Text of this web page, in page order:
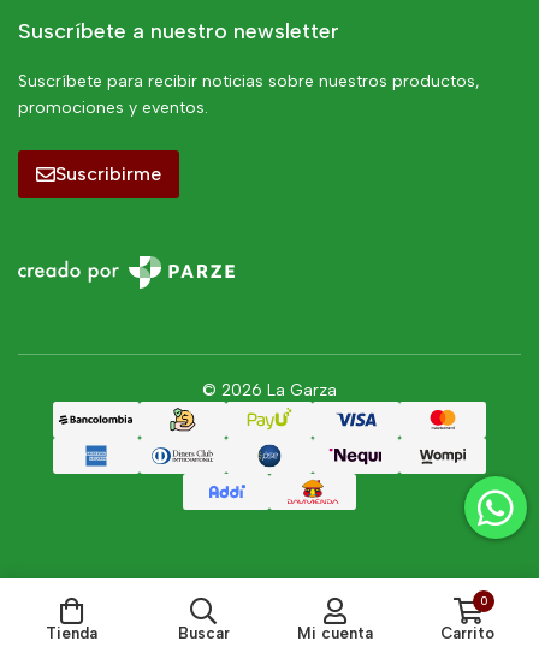
Suscríbete a nuestro newsletter
Suscríbete para recibir noticias sobre nuestros productos,
promociones y eventos.
Suscribirme
© 2026 La Garza
Tienda Buscar Mi cuenta
0
Carrito